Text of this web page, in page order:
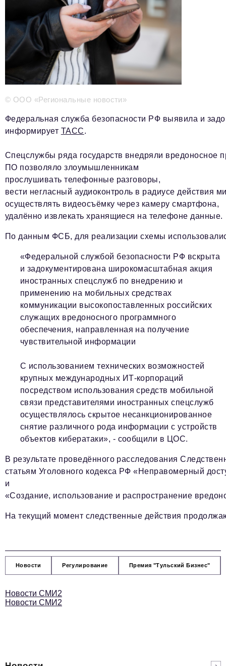
Электронные почты редакции:
Информационный отдел
info@business-magazine.online
Отдел рекламы
reklama@business-magazine.online
Отдел распространения/редакционная подписка
podpiska@business-magazine.online
Отдел по работе с партнерами
© ООО «Региональные новости»
Федеральная служба безопасности РФ выявила и
информирует ТАСС.
Спецслужбы ряда государств внедряли
ПО позволяло злоумышленникам
прослушивать телефонные разговоры,
вести негласный аудиоконтроль в радиусе действия
осуществлять видеосъёмку через камеру смартфона,
удалённо извлекать хранящиеся на телефоне данные.
По данным ФСБ, для реализации схемы
«Федеральной службой безопасности РФ вскрыта
и задокументирована широкомасштабная акция
иностранных спецслужб по внедрению и
применению на мобильных средствах
коммуникации высокопоставленных российских
служащих вредоносного программного
обеспечения, направленная на получение
чувствительной информации
С использованием технических возможностей
крупных международных ИТ-корпораций
посредством использования средств мобильной
связи представителями иностранных спецслужб
осуществлялось скрытое несанкционированное
снятие различного рода информации с устройств
объектов кибератаки», - сообщили в ЦОС.
В результате проведённого расследования
статьям Уголовного кодекса РФ «Неправомерный
и
«Создание, использование и распространение
На текущий момент следственные действия
Новости Регулирование Премия "Тульский Бизнес"
Новости СМИ2
Новости СМИ2